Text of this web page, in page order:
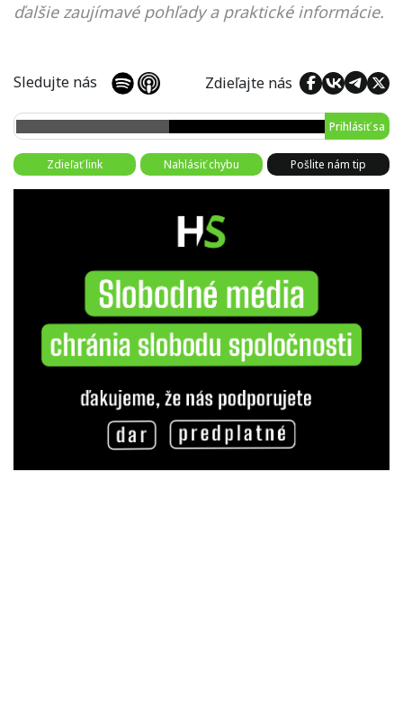
ďalšie zaujímavé pohľady a praktické informácie.
Sledujte nás Zdieľajte nás
Prihlásiť sa
Zdieľať link Nahlásiť chybu Pošlite nám tip